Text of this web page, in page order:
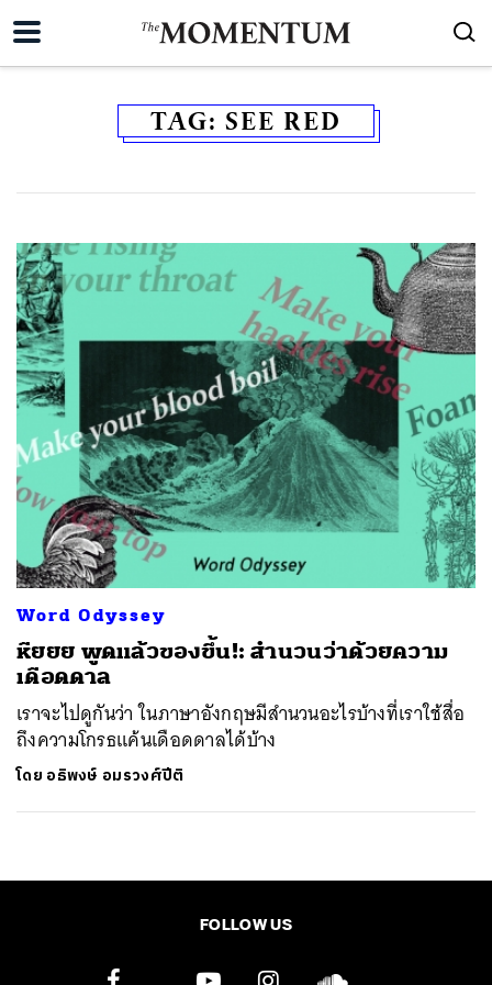
TAG: SEE RED
Word Odyssey
หืยยย พูดแล้วของขึ้น!: สำนวนว่าด้วยความ
เดือดดาล
เราจะไปดูกันว่า ในภาษาอังกฤษมีสำนวนอะไรบ้างที่เราใช้สื่อ
ถึงความโกรธแค้นเดือดดาลได้บ้าง
โดย อธิพงษ์ อมรวงศ์ปีติ
FOLLOW US
ค้นหา
SHARE TWEET